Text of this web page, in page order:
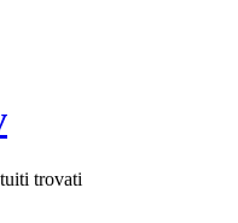
trovati